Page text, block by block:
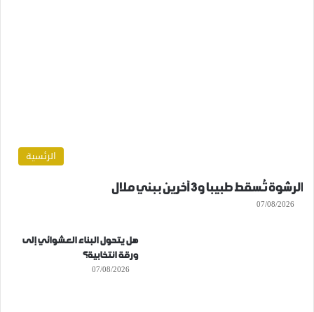
الرئسية
الرشوة تُسقط طبيبا و3 آخرين ببني ملال
07/08/2026
هل يتحول البناء العشوائي إلى
ورقة انتخابية؟
07/08/2026